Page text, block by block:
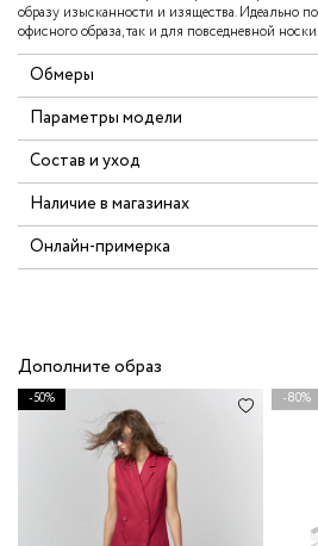
образу изысканности и изящества. Идеально
офисного образа, так и для повседневной носки.
Обмеры
Параметры модели
Состав и уход
Наличие в магазинах
Онлайн-примерка
Дополните образ
-50% -80%